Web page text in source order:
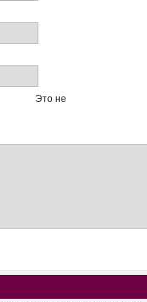
Это не